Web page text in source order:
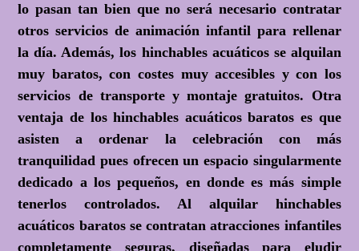
lo pasan tan bien que no será necesario contratar
otros servicios de animación infantil para rellenar
la día. Además, los hinchables acuáticos se alquilan
muy baratos, con costes muy accesibles y con los
servicios de transporte y montaje gratuitos. Otra
ventaja de los hinchables acuáticos baratos es que
asisten a ordenar la celebración con más
tranquilidad pues ofrecen un espacio singularmente
dedicado a los pequeños, en donde es más simple
tenerlos controlados. Al alquilar hinchables
acuáticos baratos se contratan atracciones infantiles
completamente seguras, diseñadas para eludir